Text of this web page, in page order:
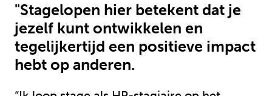
"Stagelopen hier betekent dat je
jezelf kunt ontwikkelen en
tegelijkertijd een positieve impact
hebt op anderen.